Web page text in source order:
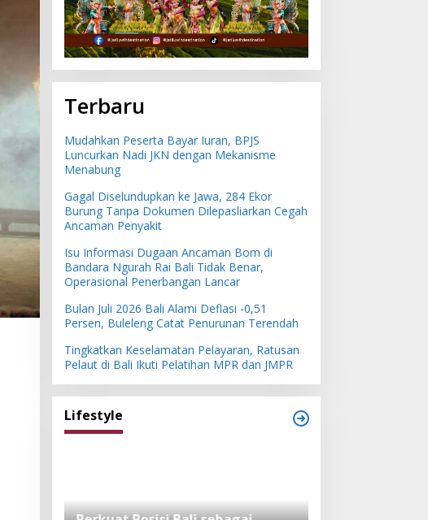
Terbaru
Mudahkan Peserta Bayar Iuran, BPJS
Luncurkan Nadi JKN dengan Mekanisme
Menabung
Gagal Diselundupkan ke Jawa, 284 Ekor
Burung Tanpa Dokumen Dilepasliarkan Cegah
Ancaman Penyakit
Isu Informasi Dugaan Ancaman Bom di
Bandara Ngurah Rai Bali Tidak Benar,
Operasional Penerbangan Lancar
Bulan Juli 2026 Bali Alami Deflasi -0,51
Persen, Buleleng Catat Penurunan Terendah
Tingkatkan Keselamatan Pelayaran, Ratusan
Pelaut di Bali Ikuti Pelatihan MPR dan JMPR
Lifestyle